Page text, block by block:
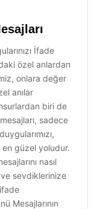
İfade
özel anlardan
onlara değer
anılar
biri de
sadece
güzel yoludur.
nasıl
sevdiklerinize
Mesajlarının